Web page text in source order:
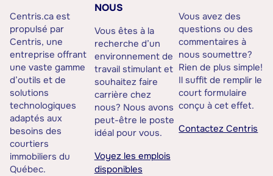
Centris.ca est
propulsé par
Centris, une
entreprise offrant
une vaste gamme
d’outils et de
solutions
technologiques
adaptés aux
besoins des
courtiers
immobiliers du
Québec.
NOUS
Vous êtes à la
recherche d’un
environnement de
travail stimulant et
souhaitez faire
carrière chez
nous? Nous avons
peut-être le poste
idéal pour vous.
Voyez les emplois
disponibles
Vous avez des
questions ou des
commentaires à
nous soumettre?
Rien de plus simple!
Il suffit de remplir le
court formulaire
conçu à cet effet.
Contactez Centris